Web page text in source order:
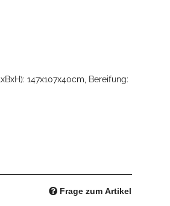
147x107x40cm, Bereifung:
Frage zum Artikel